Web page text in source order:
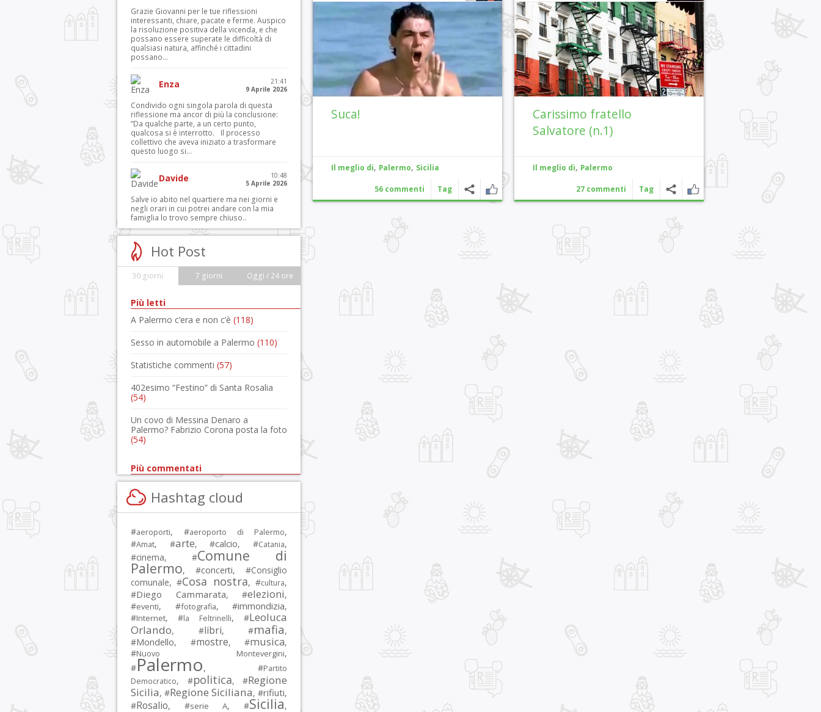
Carissimo fratello
Salvatore (n.1)
Il meglio di, Palermo
27 commenti Tag
Suca!
Il meglio di, Palermo, Sicilia
56 commenti Tag
Grazie Giovanni per le tue riflessioni
interessanti, chiare, pacate e ferme. Auspico
la risoluzione positiva della vicenda, e che
possano essere superate le difficoltà di
qualsiasi natura, affinché i cittadini
possano...
Enza
21:41
9 Aprile 2026
Condivido ogni singola parola di questa
riflessione ma ancor di più la conclusione:
“Da qualche parte, a un certo punto,
qualcosa si è interrotto. Il processo
collettivo che aveva iniziato a trasformare
questo luogo si...
Davide
10:48
5 Aprile 2026
Salve io abito nel quartiere ma nei giorni e
negli orari in cui potrei andare con la mia
famiglia lo trovo sempre chiuso..
Hot Post
30 giorni 7 giorni Oggi / 24 ore
Più letti
A Palermo c’era e non c’è (118)
Sesso in automobile a Palermo (110)
Statistiche commenti (57)
402esimo “Festino” di Santa Rosalia
(54)
Un covo di Messina Denaro a
Palermo? Fabrizio Corona posta la foto
(54)
Più commentati
Hashtag cloud
#aeroporti, #aeroporto di Palermo,
#Amat, #arte, #calcio, #Catania,
#cinema, #Comune di
Palermo, #concerti, #Consiglio
comunale, #Cosa nostra, #cultura,
#Diego Cammarata, #elezioni,
#eventi, #fotografia, #immondizia,
#Internet, #la Feltrinelli, #Leoluca
Orlando, #libri, #mafia,
#Mondello, #mostre, #musica,
#Nuovo Montevergini,
#Palermo, #Partito
Democratico, #politica, #Regione
Sicilia, #Regione Siciliana, #rifiuti,
#Rosalio, #serie A, #Sicilia,